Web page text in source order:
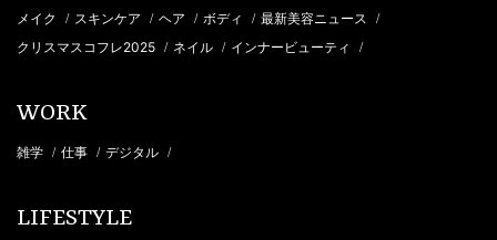
メイク / スキンケア / ヘア / ボディ / 最新美容ニュース /
クリスマスコフレ2025 / ネイル / インナービューティ /
WORK
雑学 / 仕事 / デジタル /
LIFESTYLE